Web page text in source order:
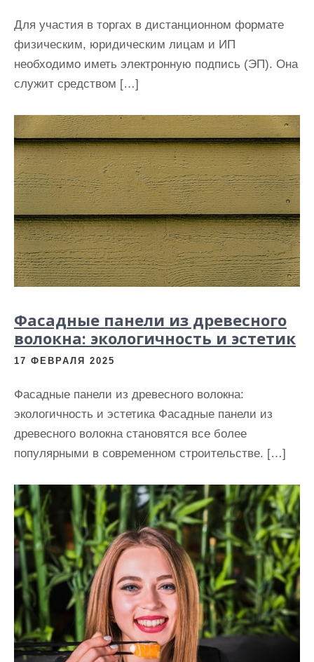
Для участия в торгах в дистанционном формате
физическим, юридическим лицам и ИП
необходимо иметь электронную подпись (ЭП). Она
служит средством […]
Фасадные панели из древесного
волокна: экологичность и эстетик
17 ФЕВРАЛЯ 2025
Фасадные панели из древесного волокна:
экологичность и эстетика Фасадные панели из
древесного волокна становятся все более
популярными в современном строительстве. […]